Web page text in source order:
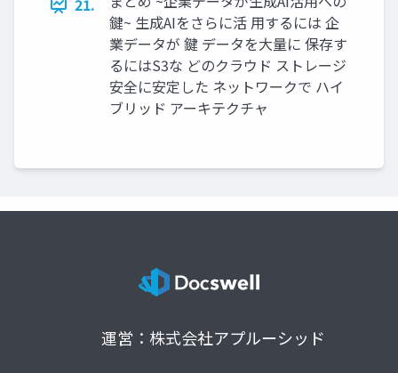
21.
鍵~ 生成AIをさらに活 用するには 企
業データが 鍵 データを大量に 保存す
るにはS3な どのクラウド ストレージ
安全に安定した ネットワークで ハイ
ブリッド アーキテクチャ
運営：株式会社アプルーシッド